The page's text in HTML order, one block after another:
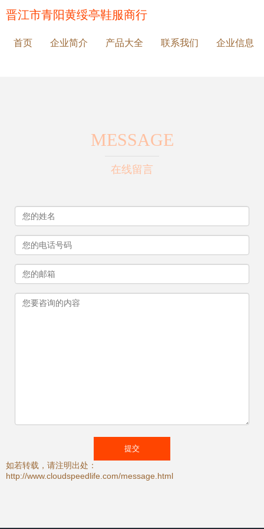
晋江市青阳黄绥亭鞋服商行
首页 企业简介 产品大全 联系我们 企业信息
MESSAGE
在线留言
如若转载，请注明出处：
http://www.cloudspeedlife.com/message.html